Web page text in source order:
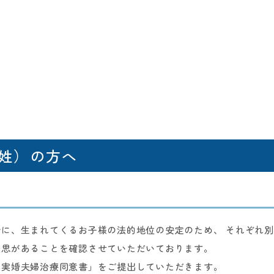
）の方へ
、生まれてくるお子様の法的地位の安定のため、 それぞれ
があることを確認させていただいております。
婚夫婦治療同意書」をご提出していただきます。